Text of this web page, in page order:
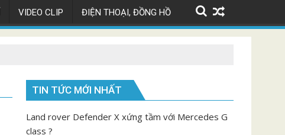
VIDEO CLIP ĐIỆN THOẠI, ĐỒNG HỒ
TIN TỨC MỚI NHẤT
Land rover Defender X xứng tầm với Mercedes G
class ?